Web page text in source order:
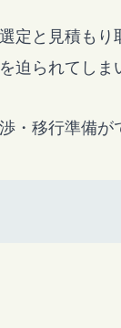
と見積も
迫られてしま
・移行準備が